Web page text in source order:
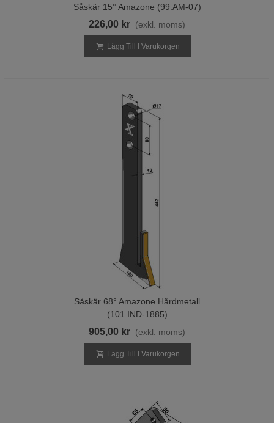
Såskär 15° Amazone (99.AM-07)
226,00 kr (exkl. moms)
Lägg Till I Varukorgen
Såskär 68° Amazone Hårdmetall
(101.IND-1885)
905,00 kr (exkl. moms)
Lägg Till I Varukorgen